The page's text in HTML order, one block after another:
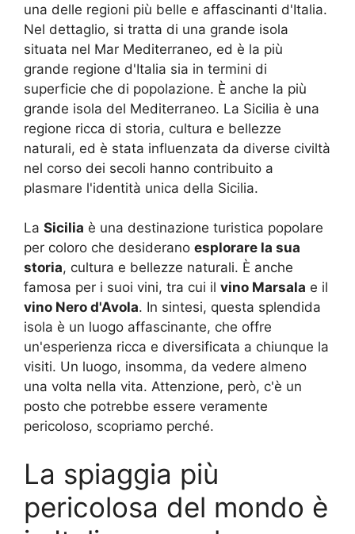
una delle regioni più belle e affascinanti d'Italia.
Nel dettaglio, si tratta di una grande isola
situata nel Mar Mediterraneo, ed è la più
grande regione d'Italia sia in termini di
superficie che di popolazione. È anche la più
grande isola del Mediterraneo. La Sicilia è una
regione ricca di storia, cultura e bellezze
naturali, ed è stata influenzata da diverse civiltà
nel corso dei secoli hanno contribuito a
plasmare l'identità unica della Sicilia.
La Sicilia è una destinazione turistica popolare
per coloro che desiderano esplorare la sua
storia, cultura e bellezze naturali. È anche
famosa per i suoi vini, tra cui il vino Marsala e il
vino Nero d'Avola. In sintesi, questa splendida
isola è un luogo affascinante, che offre
un'esperienza ricca e diversificata a chiunque la
visiti. Un luogo, insomma, da vedere almeno
una volta nella vita. Attenzione, però, c'è un
posto che potrebbe essere veramente
pericoloso, scopriamo perché.
La spiaggia più
pericolosa del mondo è